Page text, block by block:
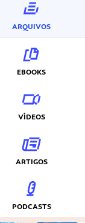
ARQUIVOS
EBOOKS
VÍDEOS
ARTIGOS
PODCASTS